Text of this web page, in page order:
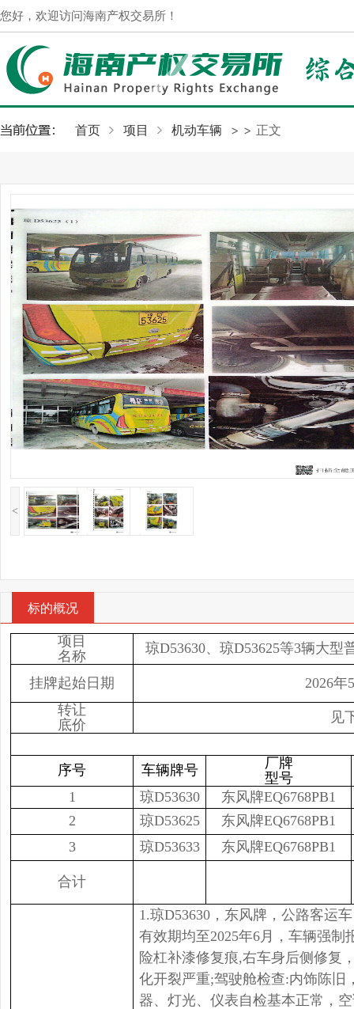
您好，欢迎访问海南产权交易所！
首页 项目 >
机动车辆 > 正文
<
标的概况
项目
名称
琼D53630、琼D53625等3辆大
挂牌起始日期
2026年
转让
底价
见
序号 车辆牌号
厂牌
型号
1
琼D53630
东风牌EQ6768PB1
2
琼D53625
东风牌EQ6768PB1
3
琼D53633 东风牌EQ6768PB1
合计
1.琼D53630，东风牌，公路客运
有效期均至2025年6月，车辆强
险杠补漆修复痕,右车身后侧修复
化开裂严重;驾驶舱检查:内饰陈旧
器、灯光、仪表自检基本正常，